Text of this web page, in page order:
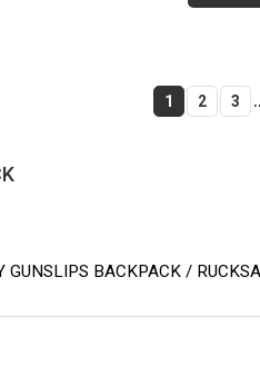
1 2 3
GUNSLIPS BACKPACK /